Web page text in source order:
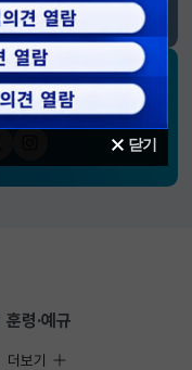
닫기
브인스타그램
장관의
채널
입법·행정예고
더보기
훈령·예규